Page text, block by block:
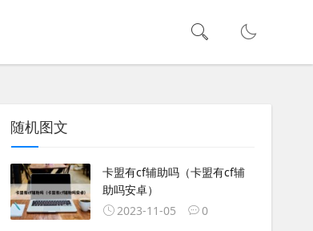
随机图文
卡盟有cf辅助吗（卡盟有cf辅
助吗安卓）
2023-11-05
0